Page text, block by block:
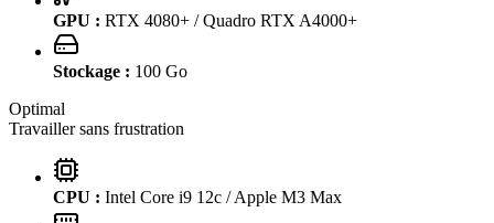
GPU : RTX 4080+ / Quadro RTX A4000+
Stockage : 100 Go
Optimal
Travailler sans frustration
CPU : Intel Core i9 12c / Apple M3 Max